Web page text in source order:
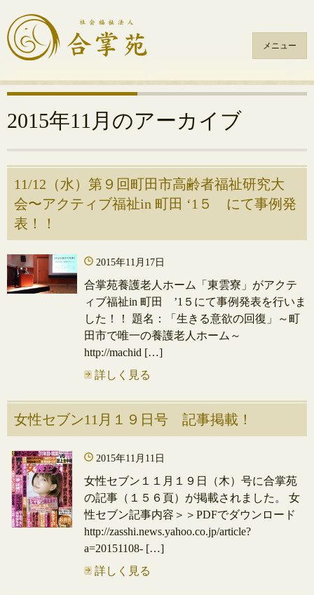
メニュー
コ
ン
テ
ン
へ
ス
ッ
プ
2015年11月 のアーカイブ
11/12（水）第９回町田市高齢者福祉研究大
会〜アクティブ福祉in 町田 ‘1５ にて事例発
表！！
2015年11月17日
合掌苑養護老人ホーム「東雲寮」がアクテ
ィブ福祉in 町田 ’1５にて事例発表を行いま
した！！ 題名：「生きる意欲の回復」～町
田市で唯一の養護老人ホーム～
http://machid […]
詳しく見る
女性セブン11月１９日号 記事掲載！
2015年11月11日
女性セブン１１月１９日（木）号に合掌苑
の記事（１５６頁）が掲載されました。 女
性セブン記事内容＞＞PDFでダウンロード
http://zasshi.news.yahoo.co.jp/article?
a=20151108- […]
詳しく見る